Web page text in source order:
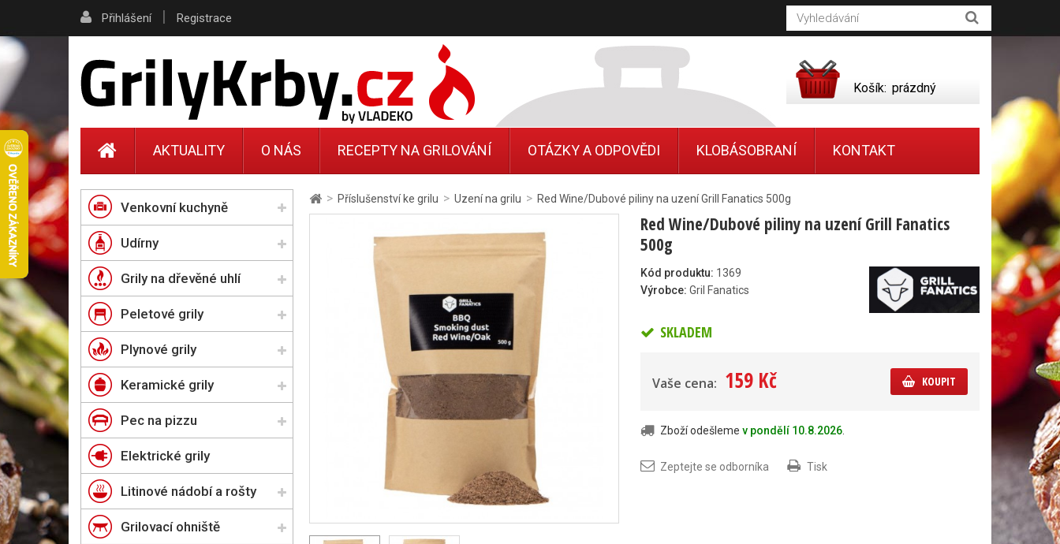
> Příslušenství ke grilu > Uzení na grilu > Red Wine/Dubové piliny na uzení Grill Fanatics 500g
Red Wine/Dubové piliny na uzení Grill Fanatics
500g
Kód produktu: 1369
Výrobce: Gril Fanatics
SKLADEM
Vaše cena: 159 Kč KOUPIT
Zboží odešleme v pondělí 10.8.2026
Zeptejte se odborníka Tisk
Venkovní kuchyně
Udírny
Grily na dřevěné uhlí
Peletové grily
Plynové grily
Keramické grily
Pec na pizzu
Elektrické grily
Litinové nádobí a rošty
Grilovací ohniště
Přihlášení | Registrace
Košík: prázdný
AKTUALITY O NÁS RECEPTY NA GRILOVÁNÍ OTÁZKY A ODPOVĚDI KLOBÁSOBRANÍ KONTAKT